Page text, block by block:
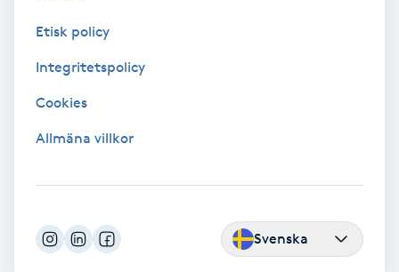
LPG-behandling
Etisk policy
Integritetspolicy
Cookies
Allmäna villkor
Svenska